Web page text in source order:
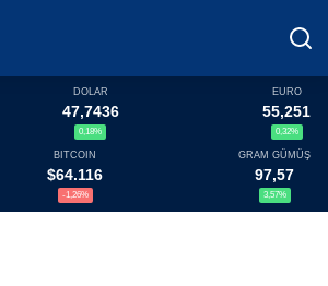
DOLAR
47,7436
0,18%
EURO
55,251
0,32%
BITCOIN
$64.116
-1,26%
GRAM GÜMÜŞ
97,57
3,57%